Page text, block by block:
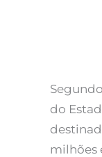
do
milhões